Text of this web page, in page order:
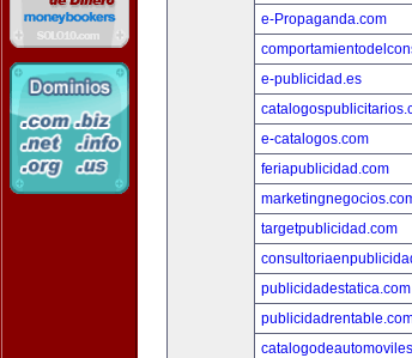
e-Propaganda.com
e-publicidad.es
e-catalogos.com
feriapublicidad.com
targetpublicidad.com
publicidadestatica.com